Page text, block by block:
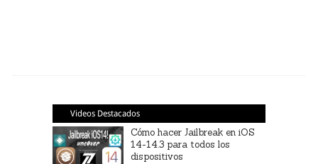
Videos Destacados
Cómo hacer Jailbreak en iOS
14-14.3 para todos los
dispositivos